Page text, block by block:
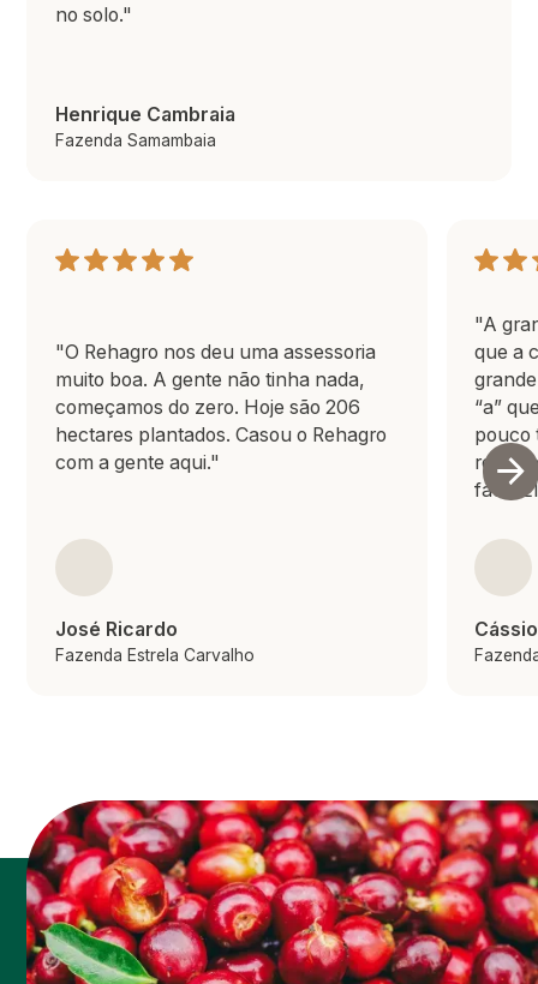
no solo."
Henrique Cambraia
Fazenda Samambaia
"O Rehagro nos deu uma assessoria
muito boa. A gente não tinha nada,
começamos do zero. Hoje são 206
hectares plantados. Casou o Rehagro
com a gente aqui."
José Ricardo
Fazenda Estrela Carvalho
"A
que a
“a”
pouco
fácil.